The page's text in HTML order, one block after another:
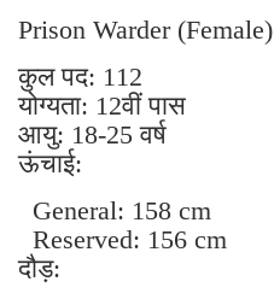
Prison Warder (Female)
कुल पद: 112
योग्यता: 12वीं पास
आयु: 18-25 वर्ष
ऊंचाई:
General: 158 cm
Reserved: 156 cm
दौड़: